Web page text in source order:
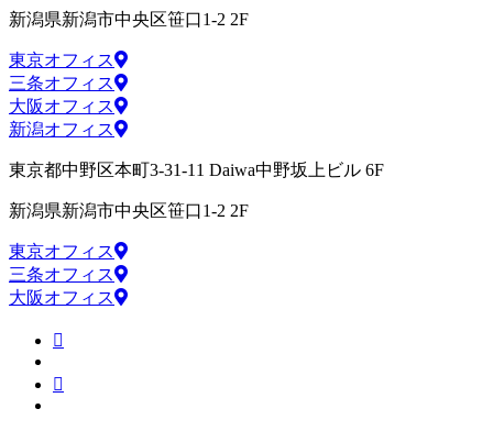
新潟県新潟市中央区笹口1-2 2F
東京オフィス
三条オフィス
大阪オフィス
新潟オフィス
東京都中野区本町3-31-11 Daiwa中野坂上ビル 6F
新潟県新潟市中央区笹口1-2 2F
東京オフィス
三条オフィス
大阪オフィス